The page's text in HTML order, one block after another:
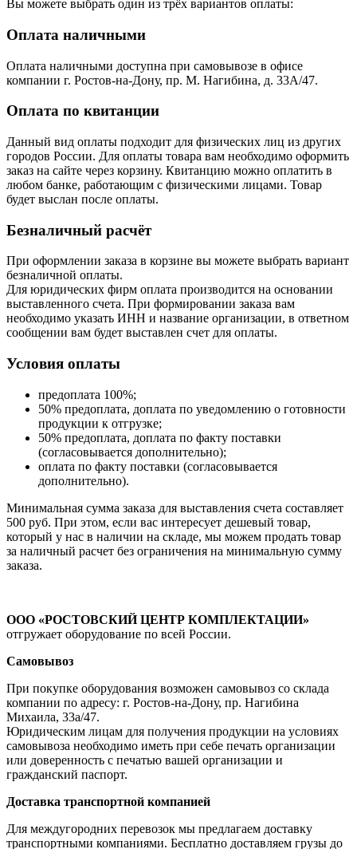
Вы можете выбрать один из трёх вариантов оплаты:
Оплата наличными
Оплата наличными доступна при самовывозе в офисе
компании г. Ростов-на-Дону, пр. М. Нагибина, д. 33А/47.
Оплата по квитанции
Данный вид оплаты подходит для физических лиц из других
городов России. Для оплаты товара вам необходимо оформить
заказ на сайте через корзину. Квитанцию можно оплатить в
любом банке, работающим с физическими лицами. Товар
будет выслан после оплаты.
Безналичный расчёт
При оформлении заказа в корзине вы можете выбрать вариант
безналичной оплаты.
Для юридических фирм оплата производится на основании
выставленного счета. При формировании заказа вам
необходимо указать ИНН и название организации, в ответном
сообщении вам будет выставлен счет для оплаты.
Условия оплаты
предоплата 100%;
50% предоплата, доплата по уведомлению о готовности
продукции к отгрузке;
50% предоплата, доплата по факту поставки
(согласовывается дополнительно);
оплата по факту поставки (согласовывается
дополнительно).
Минимальная сумма заказа для выставления счета составляет
500 руб. При этом, если вас интересует дешевый товар,
который у нас в наличии на складе, мы можем продать товар
за наличный расчет без ограничения на минимальную сумму
заказа.
ООО «РОСТОВСКИЙ ЦЕНТР КОМПЛЕКТАЦИИ»
отгружает оборудование по всей России.
Самовывоз
При покупке оборудования возможен самовывоз со склада
компании по адресу: г. Ростов-на-Дону, пр. Нагибина
Михаила, 33а/47.
Юридическим лицам для получения продукции на условиях
самовывоза необходимо иметь при себе печать организации
или доверенность с печатью вашей организации и
гражданский паспорт.
Доставка транспортной компанией
Для междугородних перевозок мы предлагаем доставку
транспортными компаниями. Бесплатно доставляем грузы до